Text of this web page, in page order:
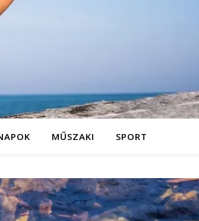
MŰSZAKI SPORT